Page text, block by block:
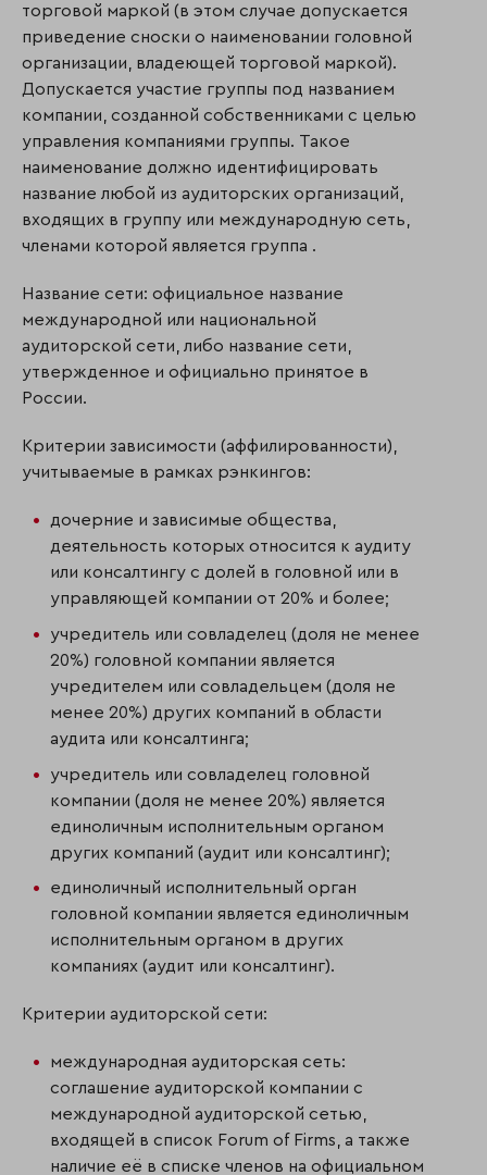
торговой маркой (в этом случае допускается
приведение сноски о наименовании головной
организации, владеющей торговой маркой).
Допускается участие группы под названием
компании, созданной собствен­ни­ками с целью
управления компаниями группы. Такое
наименование должно идентифици­ровать
название любой из аудиторских организаций,
входящих в группу или международную сеть,
членами которой является группа .
Название сети: официальное название
международной или национальной
аудиторской сети, либо название сети,
утвержденное и официально принятое в
России.
Критерии зависимости (аффилированности),
учитываемые в рамках рэнкингов:
дочерние и зависимые общества,
деятельность которых относится к аудиту
или консалтингу с долей в головной или в
управляющей компании от 20% и более;
учредитель или совладелец (доля не менее
20%) головной компании является
учредителем или совладельцем (доля не
менее 20%) других компаний в области
аудита или консалтинга;
учредитель или совладелец головной
компании (доля не менее 20%) является
единоличным исполнительным органом
других компаний (аудит или консалтинг);
единоличный исполнительный орган
головной компании является единоличным
исполнительным органом в других
компаниях (аудит или консалтинг).
Критерии аудиторской сети:
международная аудиторская сеть:
соглашение аудиторской компании с
международной аудиторской сетью,
входящей в список Forum of Firms, а также
наличие её в списке членов на официальном